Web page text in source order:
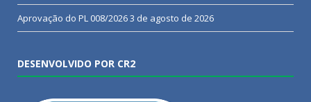
Aprovação do PL 008/20263 de agosto de 2026
DESENVOLVIDO POR CR2